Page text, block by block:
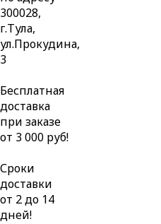
300028,
г.Тула,
ул.Прокудина,
3
Бесплатная
доставка
при заказе
от 3 000 руб!
Сроки
доставки
от 2 до 14
дней!